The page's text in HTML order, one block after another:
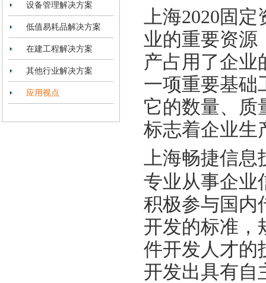
设备管理解决方案
低值易耗品解决方案
在建工程解决方案
其他行业解决方案
应用视点
上海2020固
业的重要资源
产占用了企业
一项重要基础
它的数量、质
标志着企业生
上海畅捷信息
专业从事企业
积极参与国内
开发的标准，
件开发人才的
开发出具有自